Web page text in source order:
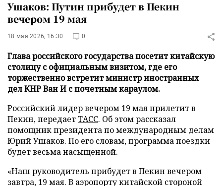
Ушаков: Путин прибудет в Пекин
вечером 19 мая
18 мая 2026, 16:30 0
Глава российского государства посетит китайскую
столицу с официальным визитом, где его
торжественно встретит министр иностранных
дел КНР Ван И с почетным караулом.
Российский лидер вечером 19 мая прилетит в
Пекин, передаетТАСС. Об этом рассказал
помощник президента по международным делам
Юрий Ушаков. По его словам, программа поездки
будет весьма насыщенной.
«Наш руководитель прибудет в Пекин вечером
завтра, 19 мая. В аэропорту китайской стороной